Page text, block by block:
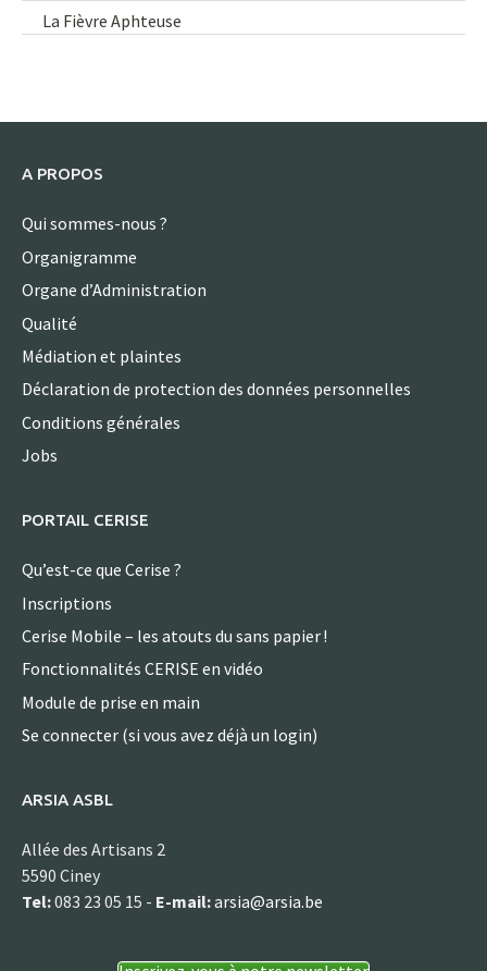
La Fièvre Aphteuse
A PROPOS
Qui sommes-nous ?
Organigramme
Organe d’Administration
Qualité
Médiation et plaintes
Déclaration de protection des données personnelles
Conditions générales
Jobs
PORTAIL CERISE
Qu’est-ce que Cerise ?
Inscriptions
Cerise Mobile – les atouts du sans papier !
Fonctionnalités CERISE en vidéo
Module de prise en main
Se connecter (si vous avez déjà un login)
ARSIA ASBL
Allée des Artisans 2
5590 Ciney
Tel:083 23 05 15 - E-mail:arsia@arsia.be